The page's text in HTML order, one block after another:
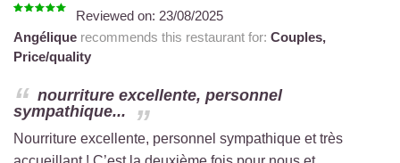
Reviewed on: 23/08/2025
Angélique recommends this restaurant for: Couples,
Price/quality
nourriture excellente, personnel
sympathique...
Nourriture excellente, personnel sympathique et très